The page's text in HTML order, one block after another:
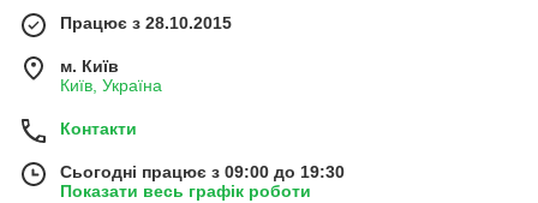
Працює з 28.10.2015
м. Київ
Київ, Україна
Контакти
Сьогодні працює з 09:00 до 19:30
Показати весь графік роботи